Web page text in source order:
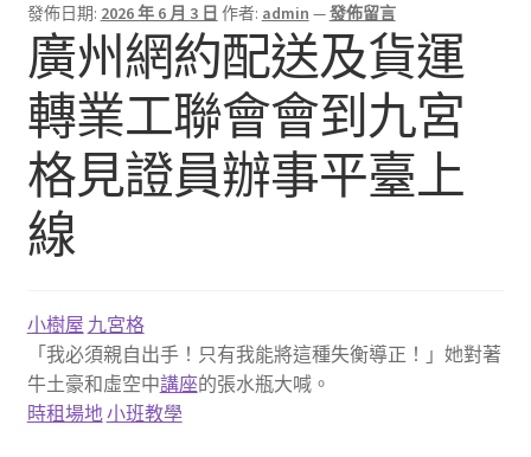
發佈日期: 2026 年 6 月 3 日 作者: admin —發佈留言
廣州網約配送及貨運
轉業工聯會會到九宮
格見證員辦事平臺上
線
小樹屋 九宮格
「我必須親自出手！只有我能將這種失衡導正！」她對著
牛土豪和虛空中講座的張水瓶大喊。
時租場地小班教學